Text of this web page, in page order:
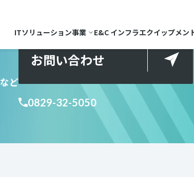
ITソリューション事業 E&C インフラエクイップメン
など
お問い合わせ
0829-32-5050